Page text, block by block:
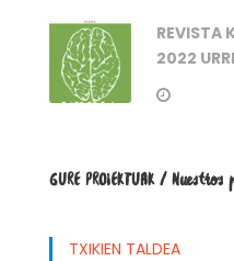
REVISTA
2022
GURE PROIEKTUAK /
TXIKIEN TALDEA